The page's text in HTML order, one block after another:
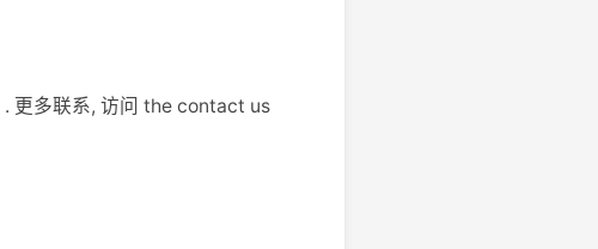
. 更多联系, 访问 the contact us